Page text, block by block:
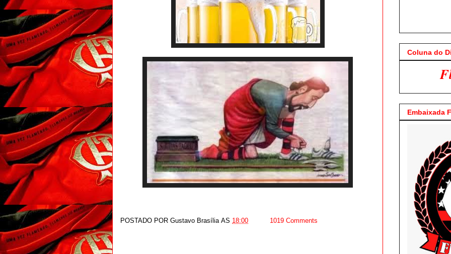
POSTADO POR Gustavo Brasília AS 18:00 1019 Comments
Coluna do
Flamengo x São
Embaixada